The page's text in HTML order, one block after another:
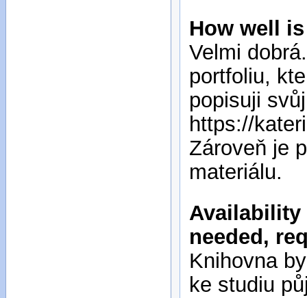
How well
Velmi
portfoliu,
popisuji
https://
Zároveň je
materiálu.
Availability
needed,
Knihovna
ke studiu